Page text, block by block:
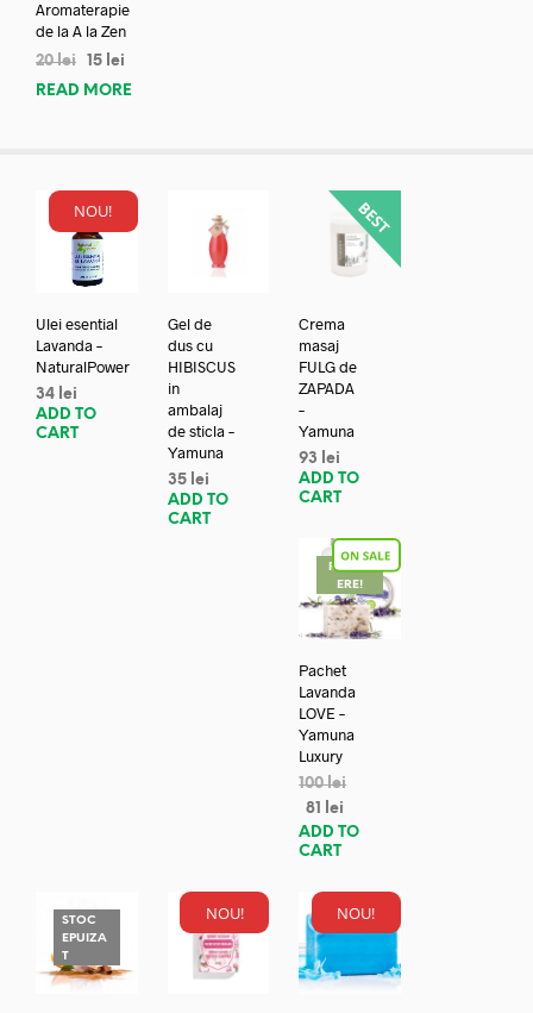
Aromaterapie
de la A la Zen
20lei 15 lei
READ MORE
NOU!
Ulei esential
Lavanda –
NaturalPower
34 lei
ADD TO
CART
Gel de
dus cu
HIBISCUS
in
ambalaj
de sticla –
Yamuna
35 lei
ADD TO
CART
Crema
masaj
FULG de
ZAPADA
–
Yamuna
93
lei
ADD TO
CART
REDUC
ERE!
Pachet
Lavanda
LOVE –
Yamuna
Luxury
100lei
81
lei
ADD TO
CART
STOC
EPUIZA
T
NOU! NOU!